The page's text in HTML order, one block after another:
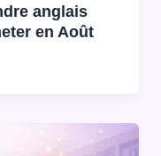
anglais
en Août